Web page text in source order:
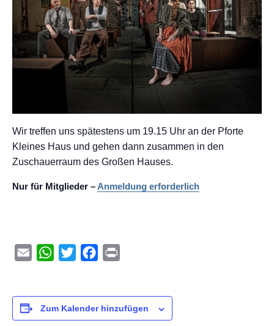
Wir treffen uns spätestens um 19.15 Uhr an der Pforte
Kleines Haus und gehen dann zusammen in den
Zuschauerraum des Großen Hauses.
Nur für Mitglieder – Anmeldung erforderlich
Email WhatsApp
Twitter Facebook
Zum Kalender hinzufügen